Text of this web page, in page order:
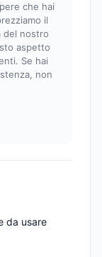
che hai
il
del nostro
aspetto
Se hai
non
da usare